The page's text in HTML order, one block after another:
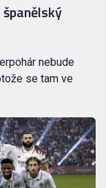
nebude
se tam ve